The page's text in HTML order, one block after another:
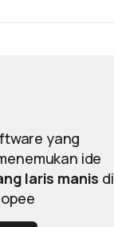
yang
ide
laris manis di